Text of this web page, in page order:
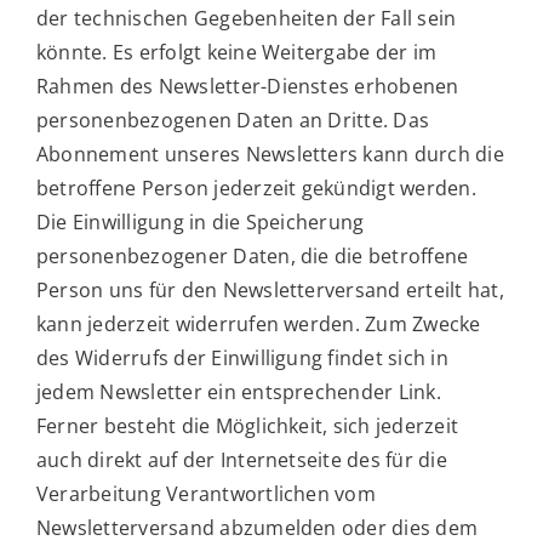
der technischen Gegebenheiten der Fall sein
könnte. Es erfolgt keine Weitergabe der im
Rahmen des Newsletter-Dienstes erhobenen
personenbezogenen Daten an Dritte. Das
Abonnement unseres Newsletters kann durch die
betroffene Person jederzeit gekündigt werden.
Die Einwilligung in die Speicherung
personenbezogener Daten, die die betroffene
Person uns für den Newsletterversand erteilt hat,
kann jederzeit widerrufen werden. Zum Zwecke
des Widerrufs der Einwilligung findet sich in
jedem Newsletter ein entsprechender Link.
Ferner besteht die Möglichkeit, sich jederzeit
auch direkt auf der Internetseite des für die
Verarbeitung Verantwortlichen vom
Newsletterversand abzumelden oder dies dem